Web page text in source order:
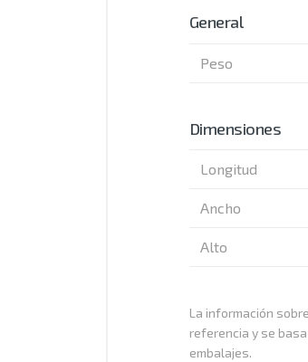
General
Peso
Dimensiones
Longitud
Ancho
Alto
La información
referencia y se
embalajes.